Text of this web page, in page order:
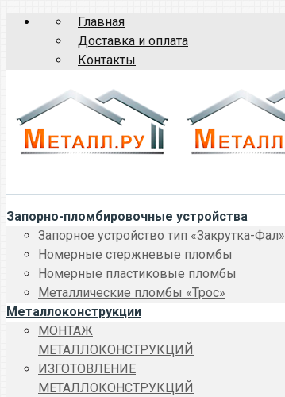
Главная
Доставка и оплата
Контакты
Запорно-пломбировочные устройства
Запорное устройство тип «Закрутка-Фал»
Номерные стержневые пломбы
Номерные пластиковые пломбы
Металлические пломбы «Трос»
Металлоконструкции
МОНТАЖ
МЕТАЛЛОКОНСТРУКЦИЙ
ИЗГОТОВЛЕНИЕ
МЕТАЛЛОКОНСТРУКЦИЙ